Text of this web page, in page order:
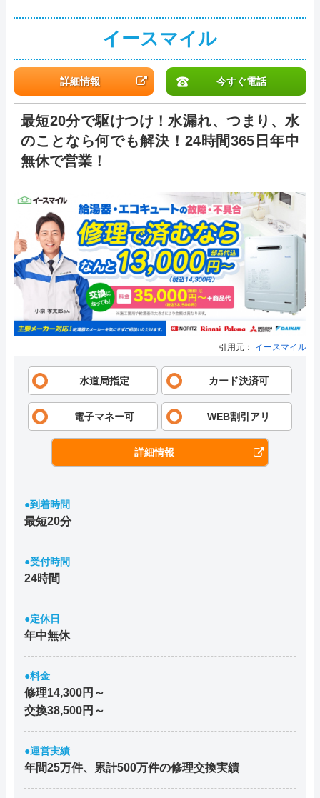
イースマイル
詳細情報 今すぐ電話
最短20分で駆けつけ！水漏れ、つまり、水
のことなら何でも解決！24時間365日年中
無休で営業！
引用元： イースマイル
水道局指定 カード決済可
電子マネー可 WEB割引アリ
詳細情報
●到着時間
最短20分
●受付時間
24時間
●定休日
年中無休
●料金
修理14,300円～
交換38,500円～
●運営実績
年間25万件、累計500万件の修理交換実績